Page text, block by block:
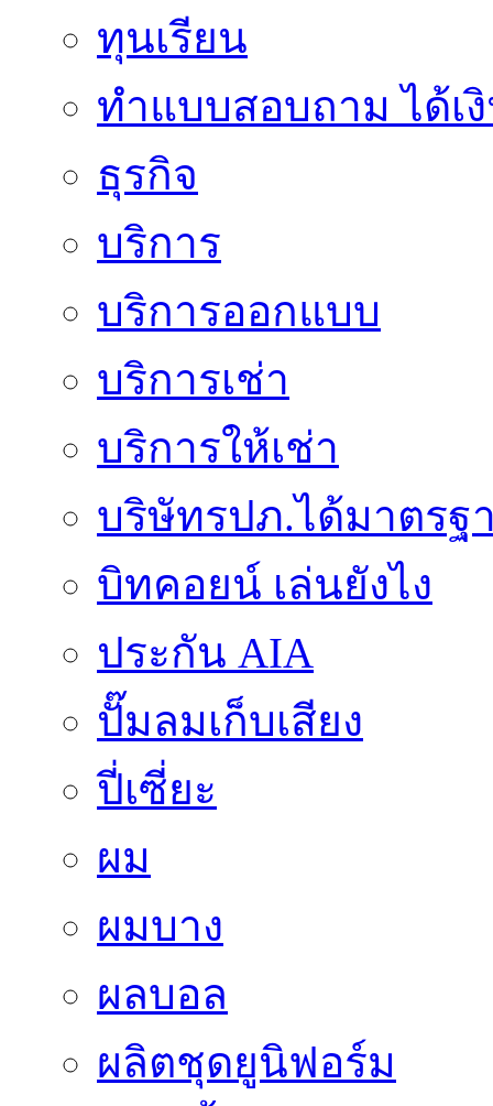
ทุนเรียน
ทําแบบสอบถาม ได้เ
ธุรกิจ
บริการ
บริการออกแบบ
บริการเช่า
บริการให้เช่า
บริษัทรปภ.ได้มาตรฐ
บิทคอยน์ เล่นยังไง
ประกัน AIA
ปั๊มลมเก็บเสียง
ปี่เซี่ยะ
ผม
ผมบาง
ผลบอล
ผลิตชุดยูนิฟอร์ม